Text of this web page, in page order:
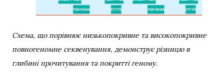
Схема, що порівнює низькопокривне та високопокривне
повногеномне секвенування, демонструє різницю в
глибині прочитування та покритті геному.